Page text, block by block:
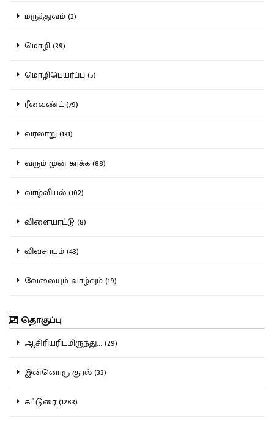
மருத்துவம் (2)
மொழி (39)
மொழிபெயர்ப்பு (5)
ரீவைண்ட் (79)
வரலாறு (131)
வரும் முன் காக்க (88)
வாழ்வியல் (102)
விளையாட்டு (8)
விவசாயம் (43)
வேலையும் வாழ்வும் (19)
தொகுப்பு
ஆசிரியரிடமிருந்து... (29)
இன்னொரு குரல் (33)
கட்டுரை (1283)